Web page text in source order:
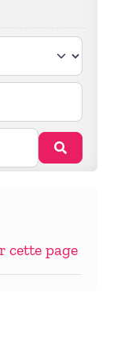
cette page